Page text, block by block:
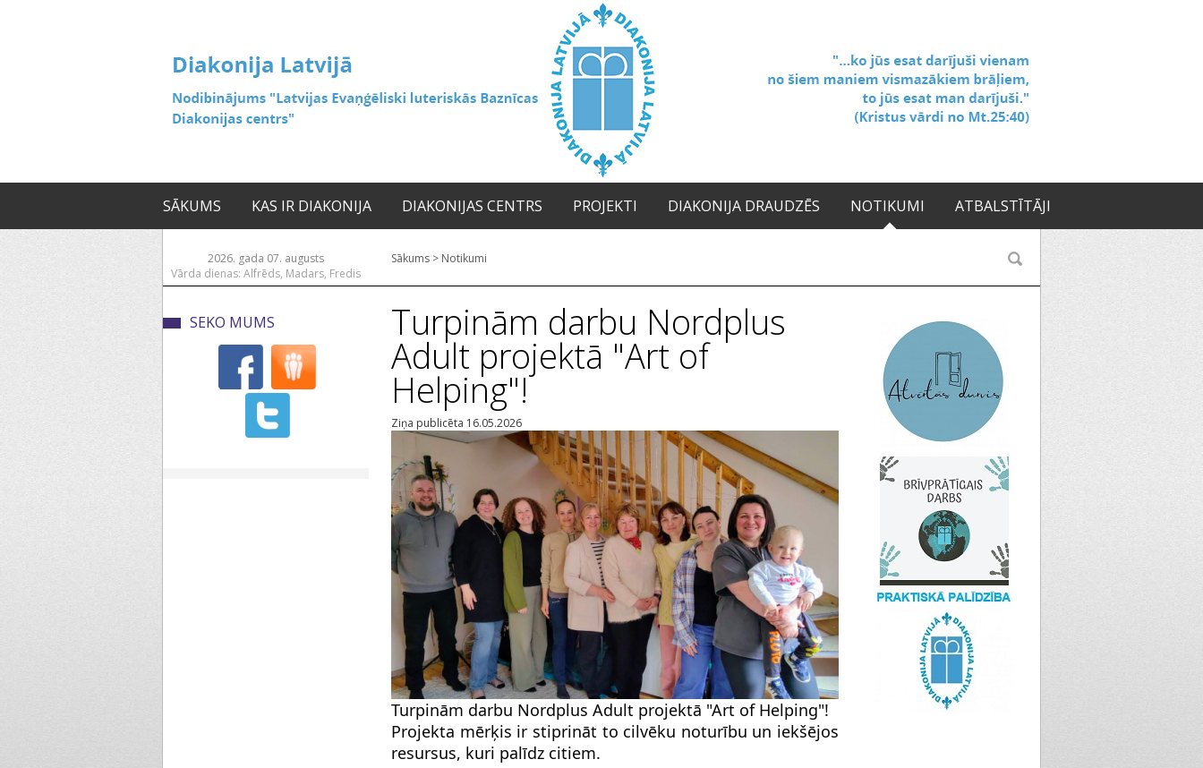
SĀKUMS KAS IR DIAKONIJA DIAKONIJAS CENTRS PROJEKTI DIAKONIJA DRAUDZĒS NOTIKUMI ATBALSTĪTĀJI
2026. gada 07. augusts
Vārda dienas: Alfrēds, Madars, Fredis
Sākums > Notikumi
SEKO MUMS Turpinām darbu Nordplus
Adult projektā "Art of
Helping"!
Ziņa publicēta 16.05.2026
Turpinām darbu Nordplus Adult projektā "Art of Helping"!
Projekta mērķis ir stiprināt to cilvēku noturību un iekšējos
resursus, kuri palīdz citiem.